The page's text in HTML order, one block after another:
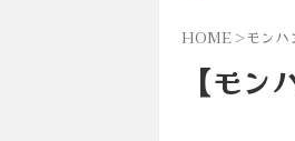
HOME >モンハ
【モ